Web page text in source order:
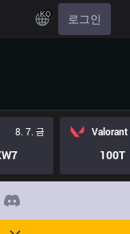
KO 로그인
8. 7. 금 Valorant
100T